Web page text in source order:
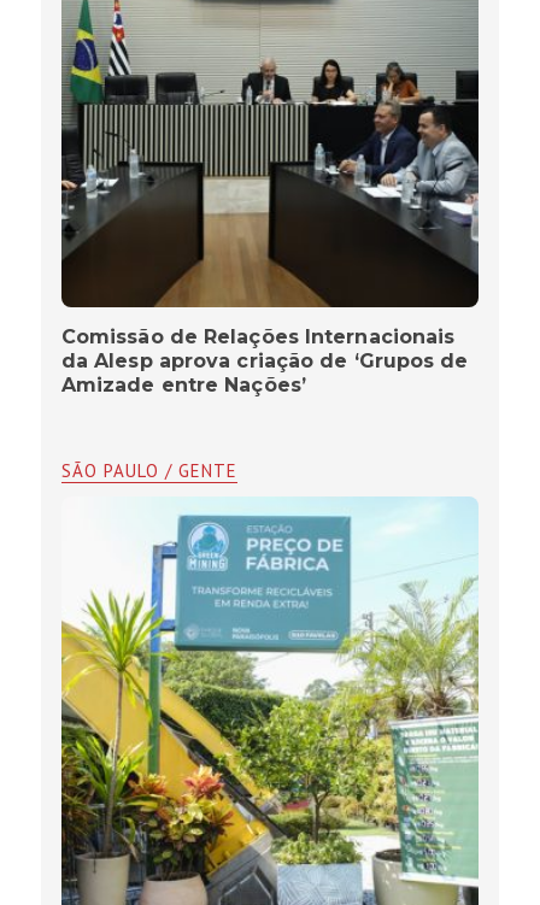
Comissão de Relações Internacionais
da Alesp aprova criação de ‘Grupos de
Amizade entre Nações’
SÃO PAULO / GENTE